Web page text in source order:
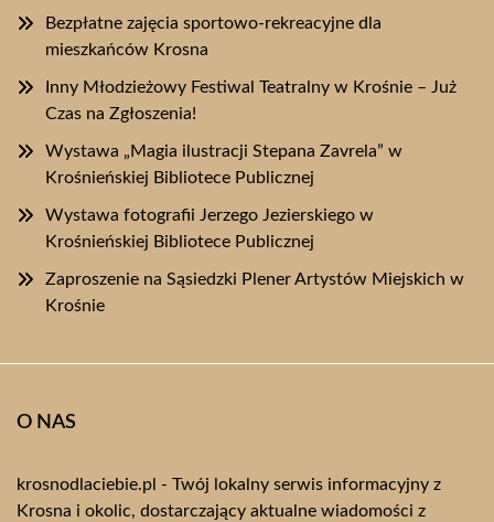
Bezpłatne zajęcia sportowo-rekreacyjne dla
mieszkańców Krosna
Inny Młodzieżowy Festiwal Teatralny w Krośnie – Już
Czas na Zgłoszenia!
Wystawa „Magia ilustracji Stepana Zavrela” w
Krośnieńskiej Bibliotece Publicznej
Wystawa fotografii Jerzego Jezierskiego w
Krośnieńskiej Bibliotece Publicznej
Zaproszenie na Sąsiedzki Plener Artystów Miejskich w
Krośnie
O NAS
krosnodlaciebie.pl - Twój lokalny serwis informacyjny z
Krosna i okolic, dostarczający aktualne wiadomości z